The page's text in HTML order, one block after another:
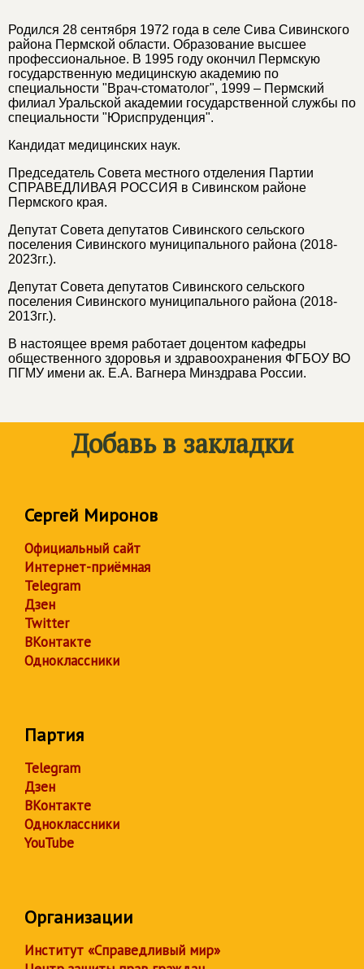
Родился 28 сентября 1972 года в селе Сива Сивинского
района Пермской области. Образование высшее
профессиональное. В 1995 году окончил Пермскую
государственную медицинскую академию по
специальности "Врач-стоматолог", 1999 – Пермский
филиал Уральской академии государственной службы по
специальности "Юриспруденция".
Кандидат медицинских наук.
Председатель Совета местного отделения Партии
СПРАВЕДЛИВАЯ РОССИЯ в Сивинском районе
Пермского края.
Депутат Совета депутатов Сивинского сельского
поселения Сивинского муниципального района (2018-
2023гг.).
Депутат Совета депутатов Сивинского сельского
поселения Сивинского муниципального района (2018-
2013гг.).
В настоящее время работает доцентом кафедры
общественного здоровья и здравоохранения ФГБОУ ВО
ПГМУ имени ак. Е.А. Вагнера Минздрава России.
Добавь в закладки
Сергей Миронов
Официальный сайт
Интернет-приёмная
Telegram
Дзен
Twitter
ВКонтакте
Одноклассники
Партия
Telegram
Дзен
ВКонтакте
Одноклассники
YouTube
Организации
Институт «Справедливый мир»